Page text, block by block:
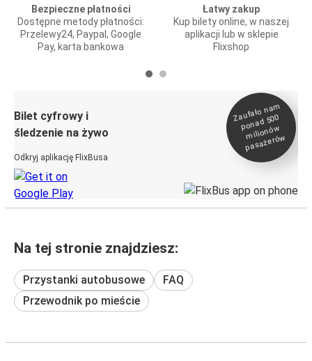
Bezpieczne płatności
Dostępne metody płatności:
Przelewy24, Paypal, Google
Pay, karta bankowa
Łatwy zakup
Kup bilety online, w naszej
aplikacji lub w sklepie
Flixshop
Bilet cyfrowy i
śledzenie na żywo
Odkryj aplikację FlixBusa
Zaufało na
m
ponad 500
milionó
w
pasażeró
w
Na tej stronie znajdziesz:
Przystanki autobusowe
FAQ
Przewodnik po mieście